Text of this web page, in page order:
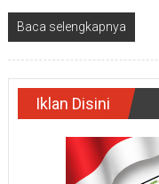
Baca selengkapnya
Iklan Disini